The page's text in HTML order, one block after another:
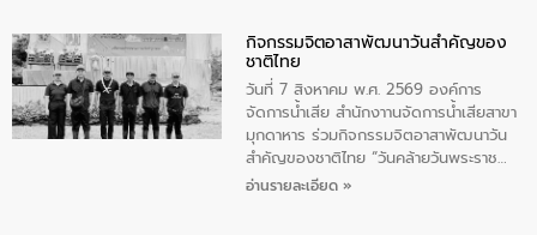
กิจกรรมจิตอาสาพัฒนาวันสําคัญของ
ชาติไทย
วันที่ 7 สิงหาคม พ.ศ. 2569 องค์การ
จัดการน้ำเสีย สำนักงาานจัดการน้ำเสียสาขา
มุกดาหาร ร่วมกิจกรรมจิตอาสาพัฒนาวัน
สําคัญของชาติไทย “วันคล้ายวันพระราช
สมภพ สมเด็จพระนางเจ้าสิริกิติ์พระบรม
อ่านรายละเอียด »